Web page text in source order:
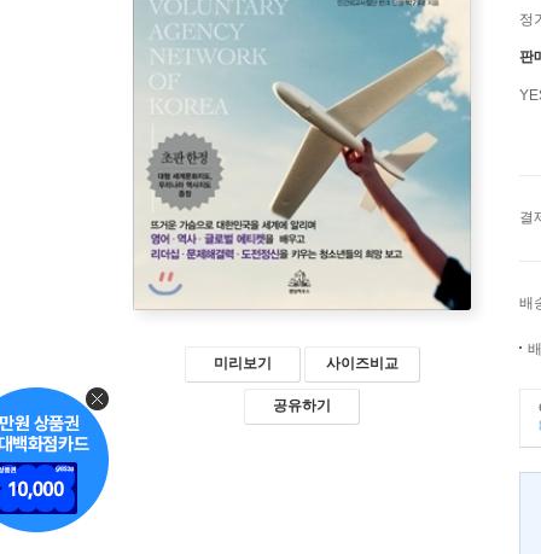
미리보기 사이즈비교
공유하기
정
판
결
배